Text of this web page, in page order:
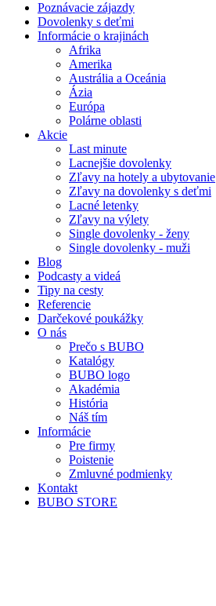
Poznávacie zájazdy
Dovolenky s deťmi
Informácie o krajinách
Afrika
Amerika
Austrália a Oceánia
Ázia
Európa
Polárne oblasti
Akcie
Last minute
Lacnejšie dovolenky
Zľavy na hotely a ubytovanie
Zľavy na dovolenky s deťmi
Lacné letenky
Zľavy na výlety
Single dovolenky - ženy
Single dovolenky - muži
Blog
Podcasty a videá
Tipy na cesty
Referencie
Darčekové poukážky
O nás
Prečo s BUBO
Katalógy
BUBO logo
Akadémia
História
Náš tím
Informácie
Pre firmy
Poistenie
Zmluvné podmienky
Kontakt
BUBO STORE